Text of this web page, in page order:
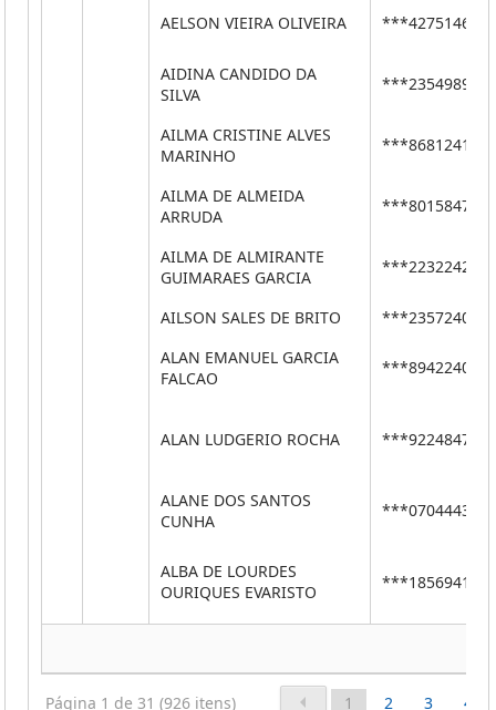
AELSON VIEIRA OLIVEIRA ***42751462**
AIDINA CANDIDO DA
SILVA
***23549890**
AILMA CRISTINE ALVES
MARINHO
***86812412**
AILMA DE ALMEIDA
ARRUDA
***80158479**
AILMA DE ALMIRANTE
GUIMARAES GARCIA
***22322424**
AILSON SALES DE BRITO
***23572401**
ALAN EMANUEL GARCIA
FALCAO
***89422401**
ALAN LUDGERIO ROCHA ***92248476**
ALANE DOS SANTOS
CUNHA
***07044431**
ALBA DE LOURDES
OURIQUES EVARISTO
***18569415**
Página 1 de 31 (926 itens) 1 2 3 4